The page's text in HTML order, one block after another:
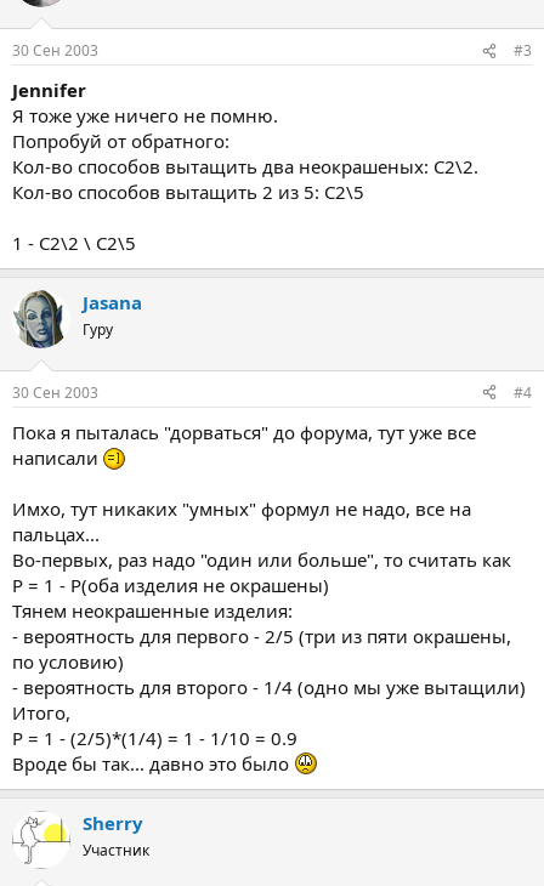
30 Сен 2003 #3
Jennifer
Я тоже уже ничего не помню.
Попробуй от обратного:
Кол-во способов вытащить два неокрашеных: С2\2.
Кол-во способов вытащить 2 из 5: С2\5
1 - С2\2 \ С2\5
Jasana
Гуру
30 Сен 2003 #4
Пока я пыталась "дорваться" до форума, тут уже все
написали
Имхо, тут никаких "умных" формул не надо, все на
пальцах...
Во-первых, раз надо "один или больше", то считать как
Р = 1 - Р(оба изделия не окрашены)
Тянем неокрашенные изделия:
- вероятность для первого - 2/5 (три из пяти окрашены,
по условию)
- вероятность для второго - 1/4 (одно мы уже вытащили)
Итого,
Р = 1 - (2/5)*(1/4) = 1 - 1/10 = 0.9
Вроде бы так... давно это было
Sherry
Участник